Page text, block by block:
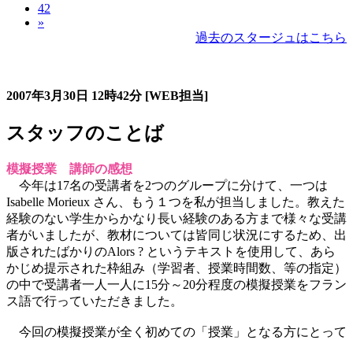
42
»
過去のスタージュはこちら
2007年3月30日 12時42分 [WEB担当]
スタッフのことば
模擬授業 講師の感想
今年は17名の受講者を2つのグループに分けて、一つは
Isabelle Morieux さん、もう１つを私が担当しました。教えた
経験のない学生からかなり長い経験のある方まで様々な受講
者がいましたが、教材については皆同じ状況にするため、出
版されたばかりのAlors ? というテキストを使用して、あら
かじめ提示された枠組み（学習者、授業時間数、等の指定）
の中で受講者一人一人に15分～20分程度の模擬授業をフラン
ス語で行っていただきました。
今回の模擬授業が全く初めての「授業」となる方にとって